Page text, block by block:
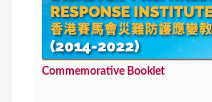
Commemorative Booklet